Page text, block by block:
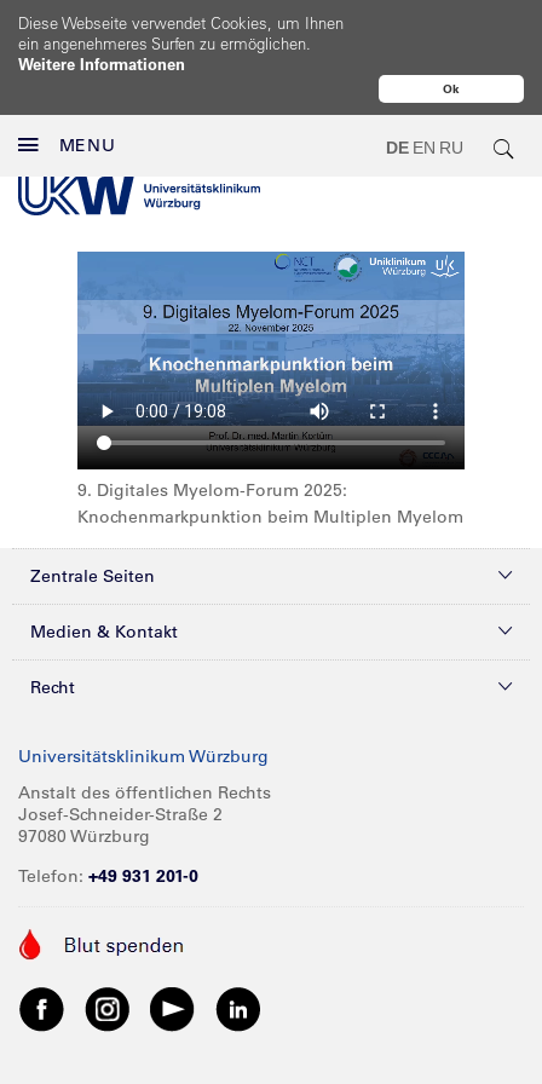
Ok
Diese Webseite verwendet Cookies, um Ihnen
ein angenehmeres Surfen zu ermöglichen.
Weitere Informationen
MENU DE EN RU
9. Digitales Myelom-Forum 2025:
Knochenmarkpunktion beim Multiplen Myelom
Zentrale Seiten
Kliniken & Zentren
Forschung
Karriere
Medien & Kontakt
Presse
Glossar
Spenden
Anreise
Recht
Compliance
Impressum
Barrierefreiheit
Universitätsklinikum Würzburg
Anstalt des öffentlichen Rechts
Josef-Schneider-Straße 2
97080 Würzburg
Telefon: +49 931 201-0